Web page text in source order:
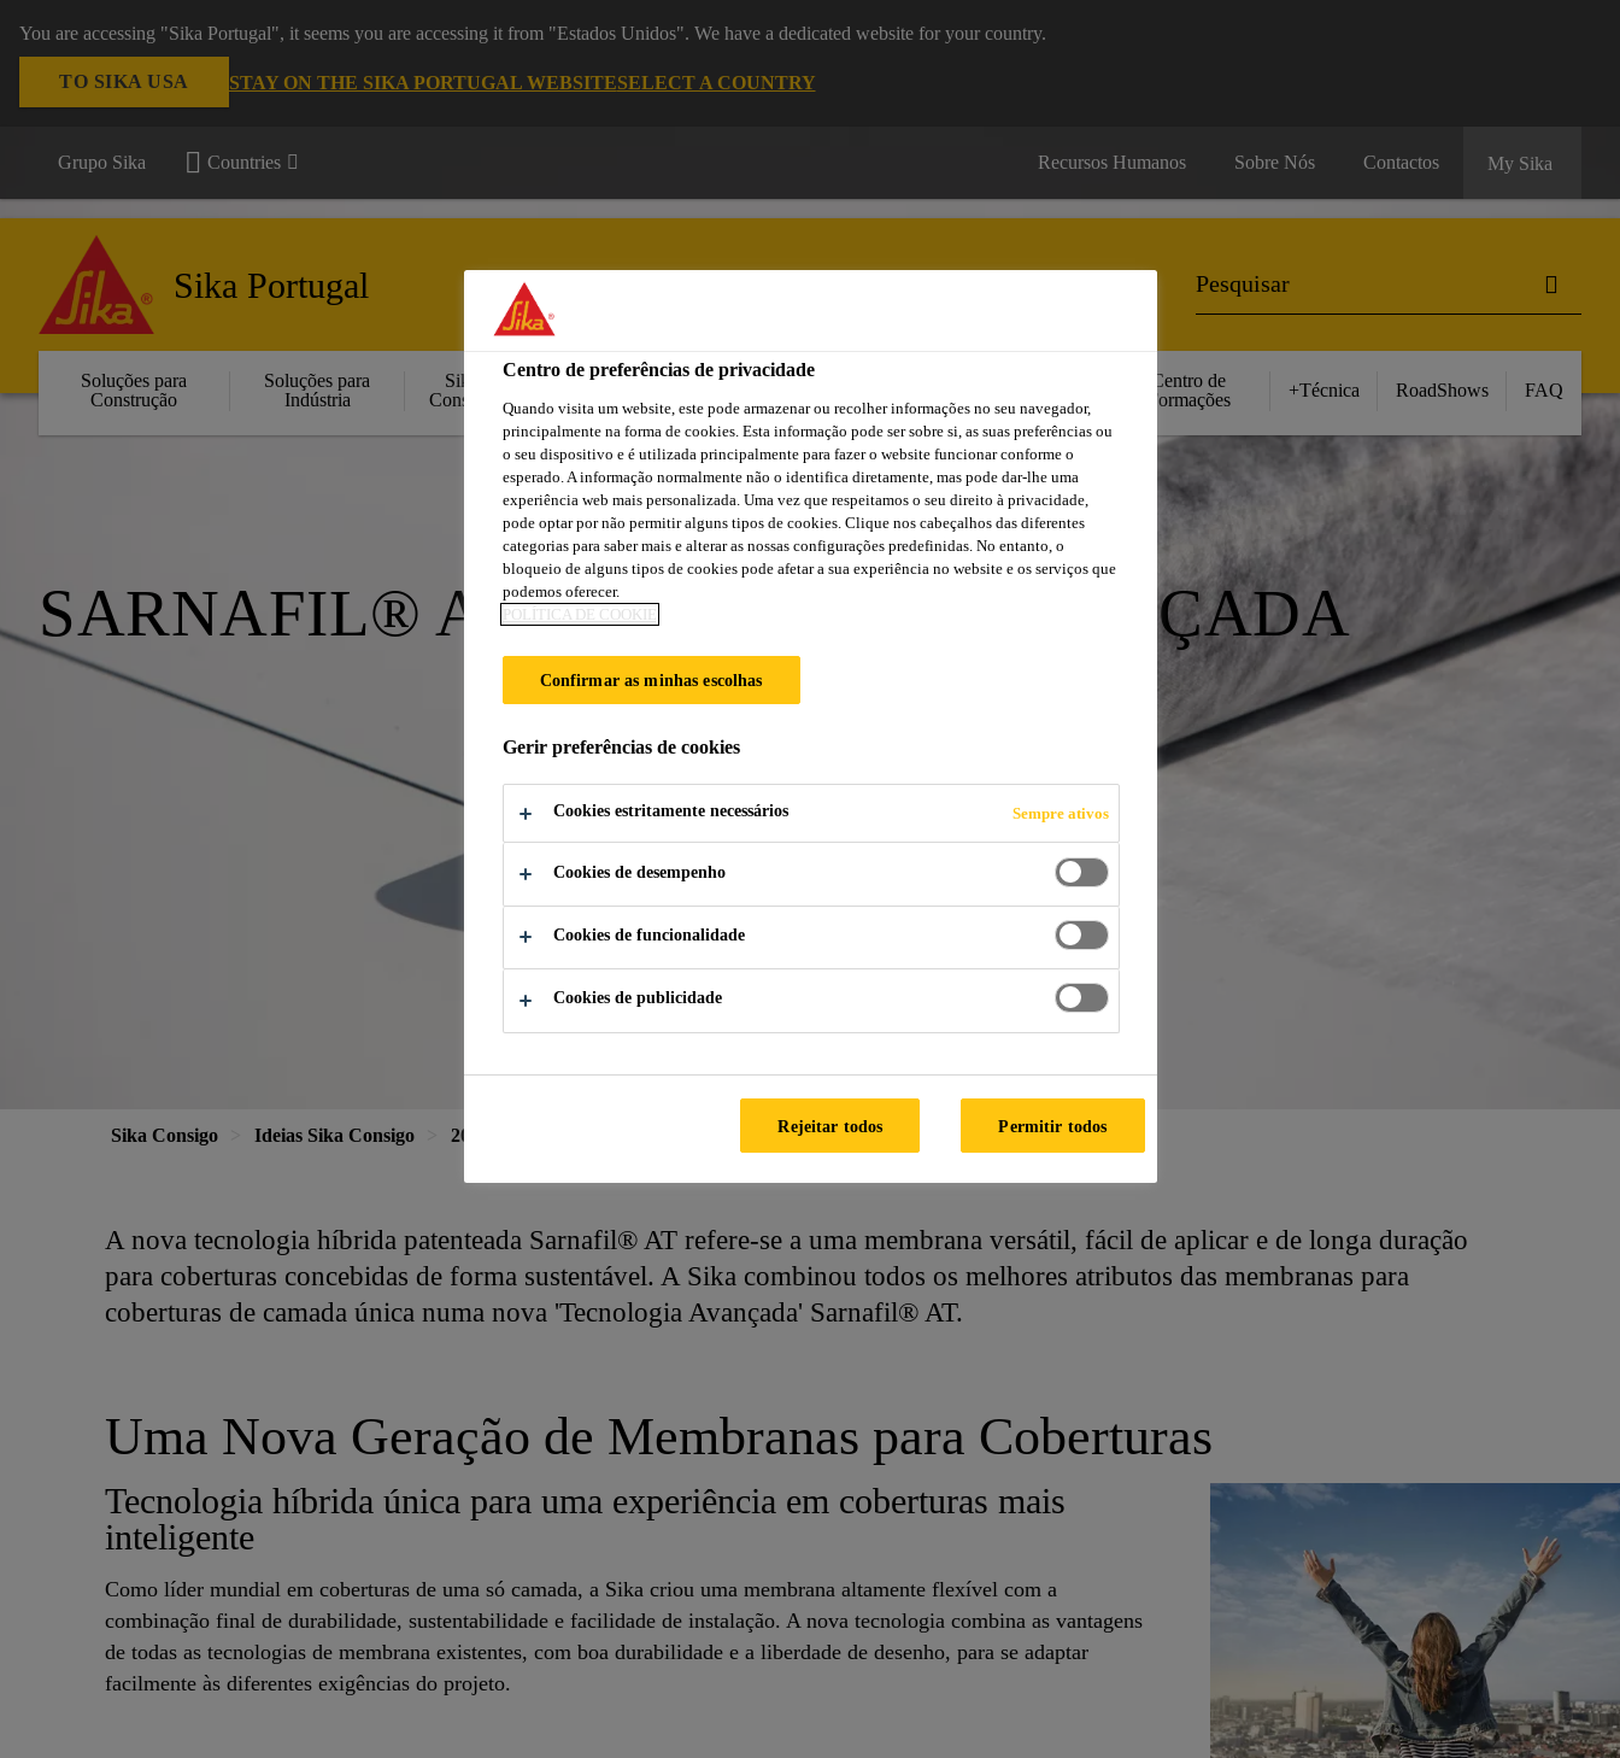
You are accessing "Sika Portugal", it seems you are accessing it from "Estados Unidos". We have a dedicated website for your country.
TO SIKA USA STAY ON THE SIKA PORTUGAL WEBSITESELECT A COUNTRY
Grupo Sika Countries Recursos Humanos Sobre Nós Contactos My Sika
Sika Portugal
Soluções para
Construção
Soluções para
Indústria
Sika
Consigo
Cidade
Sika
Lojas /
Aplicadores Sika
Centro de
Formações
+Técnica RoadShows FAQ
SARNAFIL® AT TECNOLOGIA AVANÇADA
Sika Consigo Ideias Sika Consigo 2022 Sarnafil® AT Tecnologia Avançada Sarnafil® AT Tecnologia Avançada
A nova tecnologia híbrida patenteada Sarnafil® AT refere-se a uma membrana versátil, fácil de aplicar e de longa duração
para coberturas concebidas de forma sustentável. A Sika combinou todos os melhores atributos das membranas para
coberturas de camada única numa nova 'Tecnologia Avançada' Sarnafil® AT.
Uma Nova Geração de Membranas para Coberturas
Tecnologia híbrida única para uma experiência em coberturas mais
inteligente
Como líder mundial em coberturas de uma só camada, a Sika criou uma membrana altamente flexível com a
combinação final de durabilidade, sustentabilidade e facilidade de instalação. A nova tecnologia combina as vantagens
de todas as tecnologias de membrana existentes, com boa durabilidade e a liberdade de desenho, para se adaptar
facilmente às diferentes exigências do projeto.
Centro de preferências de privacidade
Quando visita um website, este pode armazenar ou recolher informações no seu navegador,
principalmente na forma de cookies. Esta informação pode ser sobre si, as suas preferências ou
o seu dispositivo e é utilizada principalmente para fazer o website funcionar conforme o
esperado. A informação normalmente não o identifica diretamente, mas pode dar-lhe uma
experiência web mais personalizada. Uma vez que respeitamos o seu direito à privacidade,
pode optar por não permitir alguns tipos de cookies. Clique nos cabeçalhos das diferentes
categorias para saber mais e alterar as nossas configurações predefinidas. No entanto, o
bloqueio de alguns tipos de cookies pode afetar a sua experiência no website e os serviços que
podemos oferecer.
POLÍTICA DE COOKIE
Confirmar as minhas escolhas
Gerir preferências de cookies
Cookies estritamente necessários Sempre ativos
Cookies de desempenho
Cookies de funcionalidade
Cookies de publicidade
Rejeitar todos Permitir todos